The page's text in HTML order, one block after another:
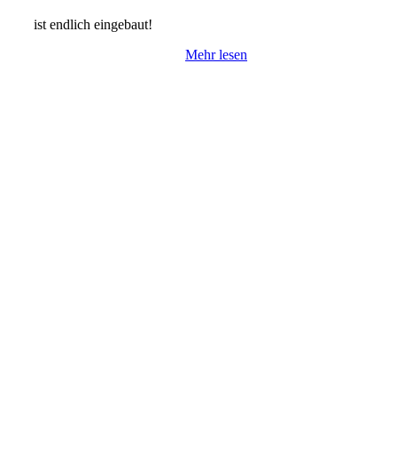
ist endlich eingebaut!
Mehr lesen